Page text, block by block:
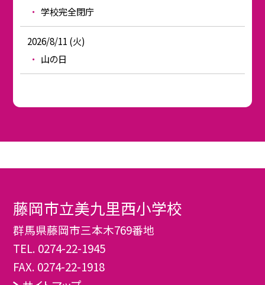
学校完全閉庁
2026/8/11 (火)
山の日
藤岡市立美九里西小学校
群馬県藤岡市三本木769番地
TEL. 0274-22-1945
FAX. 0274-22-1918